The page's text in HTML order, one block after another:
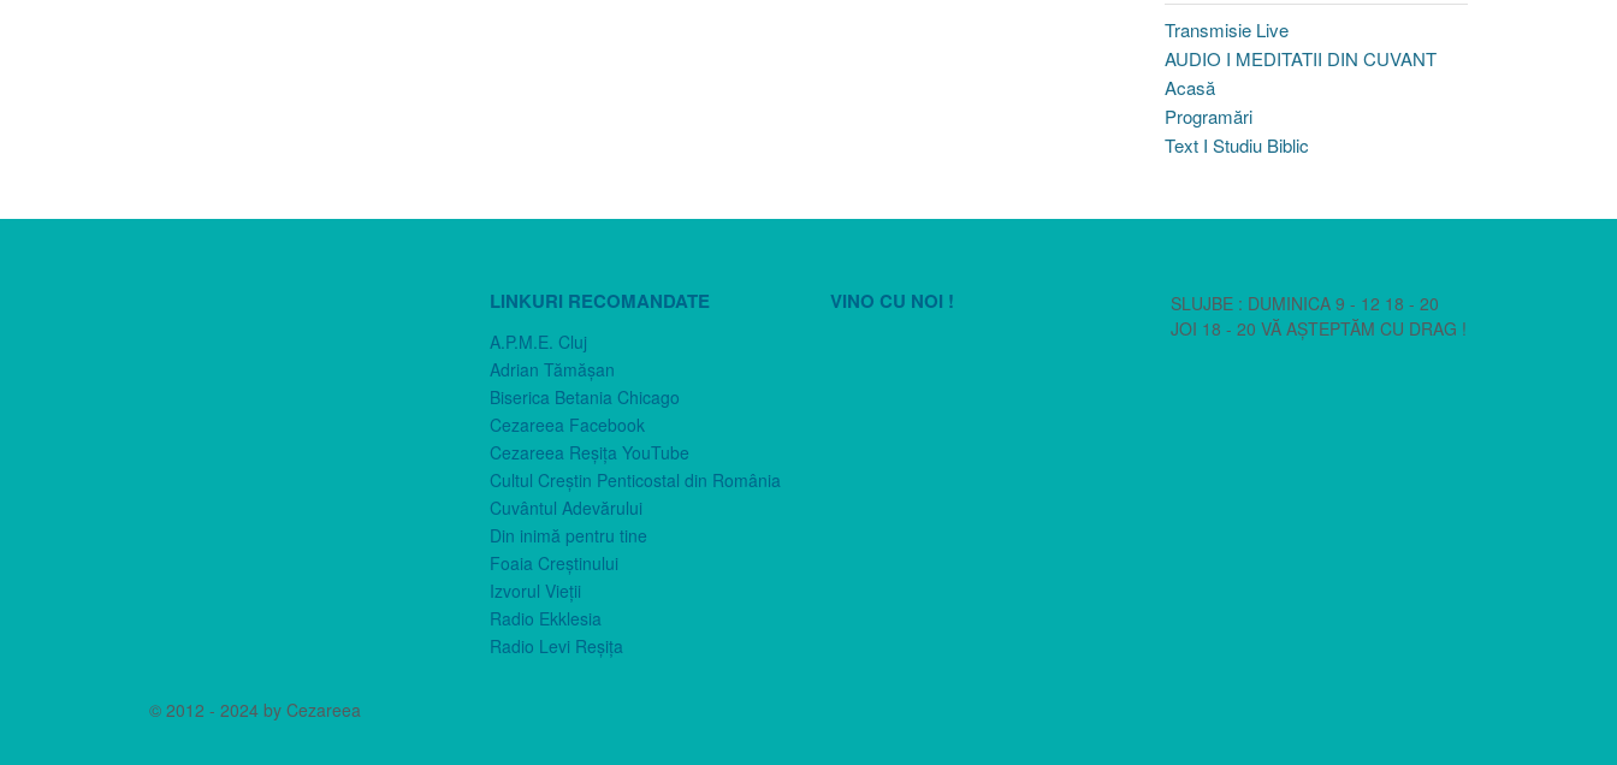
Transmisie Live
AUDIO I MEDITATII DIN CUVANT
Acasă
Programări
Text I Studiu Biblic
LINKURI RECOMANDATE
A.P.M.E. Cluj
Adrian Tămăşan
Biserica Betania Chicago
Cezareea Facebook
Cezareea Reşiţa YouTube
Cultul Creştin Penticostal din România
Cuvântul Adevărului
Din inimă pentru tine
Foaia Creştinului
Izvorul Vieţii
Radio Ekklesia
Radio Levi Reşiţa
VINO CU NOI !
SLUJBE : DUMINICA 9 - 12 18 - 20
JOI 18 - 20 VĂ AȘTEPTĂM CU DRAG !
© 2012 - 2024 by Cezareea